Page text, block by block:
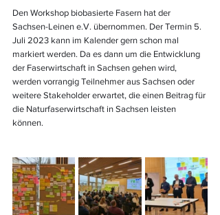
Den Workshop biobasierte Fasern hat der
Sachsen-Leinen e.V. übernommen. Der Termin 5.
Juli 2023 kann im Kalender gern schon mal
markiert werden. Da es dann um die Entwicklung
der Faserwirtschaft in Sachsen gehen wird,
werden vorrangig Teilnehmer aus Sachsen oder
weitere Stakeholder erwartet, die einen Beitrag für
die Naturfaserwirtschaft in Sachsen leisten
können.